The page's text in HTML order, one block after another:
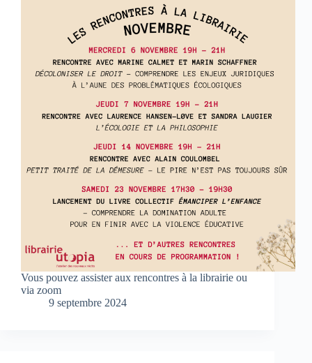
Vous pouvez assister aux rencontres à la librairie ou
via zoom
9 septembre 2024